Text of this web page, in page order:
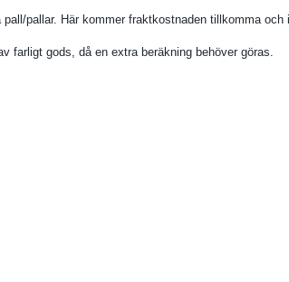
pallar. Här kommer fraktkostnaden tillkomma
farligt gods, då en extra beräkning behöver göras.